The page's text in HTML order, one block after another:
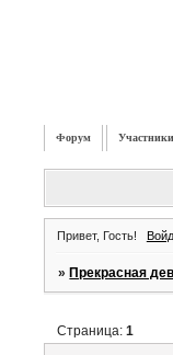
Форум Участники
Привет, Гость!
»Прекрасная
Страница:1